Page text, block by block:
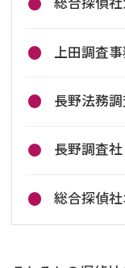
上田調査
長野法務
長野調査社
総合探偵